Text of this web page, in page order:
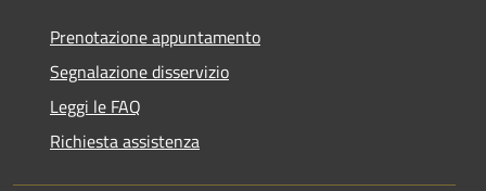
Prenotazione appuntamento
Segnalazione disservizio
Leggi le FAQ
Richiesta assistenza